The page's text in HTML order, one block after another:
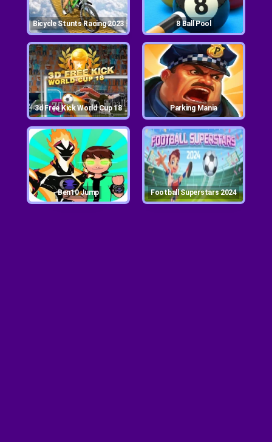
Bicycle Stunts Racing 2023 8 Ball Pool
3d Free Kick World Cup 18 Parking Mania
Ben10 Jump Football Superstars 2024